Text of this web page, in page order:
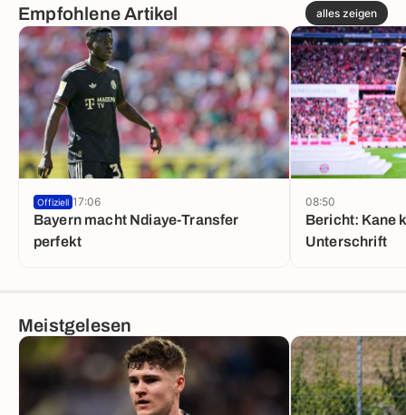
Empfohlene Artikel alles zeigen
Bayern macht Ndiaye-Transfer
perfekt
Offiziell 17:06
Bericht: Kane
Unterschrift
08:50
Meistgelesen